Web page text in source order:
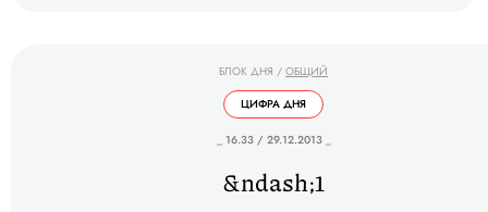
БЛОК ДНЯ / ОБЩИЙ
ЦИФРА ДНЯ
_ 16.33 / 29.12.2013 _
&ndash;1